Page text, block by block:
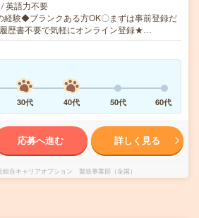
英語力不要
験◆ブランクある方OK〇まずは事前登録だ
歴書不要で気軽にオンライン登録★…
30代 40代 50代 60代
応募へ進む 詳しく見る
綜合キャリアオプション 製造事業部（全国）